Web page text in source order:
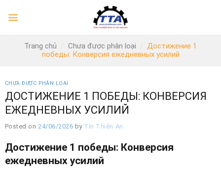
Trang chủ / Chưa được phân loại / Достижение 1
победы: Конверсия ежедневных усилий
CHƯA ĐƯỢC PHÂN LOẠI
ДОСТИЖЕНИЕ 1 ПОБЕДЫ: КОНВЕРСИЯ
ЕЖЕДНЕВНЫХ УСИЛИЙ
Posted on 24/06/2026 by Tín Thiên An
Достижение 1 победы: Конверсия
ежедневных усилий